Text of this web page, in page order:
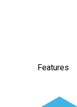
Features